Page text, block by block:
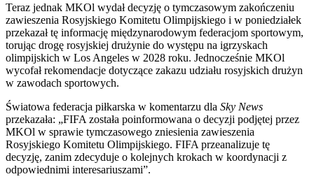
Teraz jednak MKOl wydał decyzję o tymczasowym zakończeniu
zawieszenia Rosyjskiego Komitetu Olimpijskiego i w poniedziałek
przekazał tę informację międzynarodowym federacjom sportowym,
torując drogę rosyjskiej drużynie do występu na igrzyskach
olimpijskich w Los Angeles w 2028 roku. Jednocześnie MKOl
wycofał rekomendacje dotyczące zakazu udziału rosyjskich drużyn
w zawodach sportowych.
Światowa federacja piłkarska w komentarzu dla Sky News
przekazała: „FIFA została poinformowana o decyzji podjętej przez
MKOl w sprawie tymczasowego zniesienia zawieszenia
Rosyjskiego Komitetu Olimpijskiego. FIFA przeanalizuje tę
decyzję, zanim zdecyduje o kolejnych krokach w koordynacji z
odpowiednimi interesariuszami”.